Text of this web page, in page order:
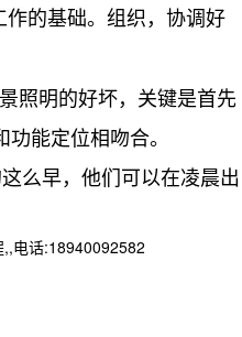
的基础。组织，协调好
照明的好坏，关键是首先
能定位相吻合。
么早，他们可以在凌晨出
电话:18940092582